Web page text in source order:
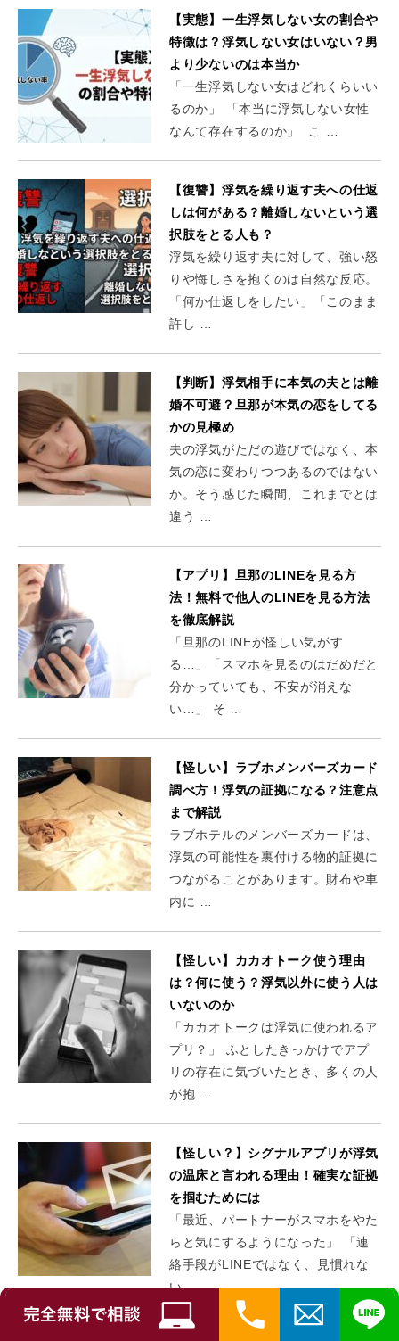
【実態】一生浮気しない女の割合や
特徴は？浮気しない女はいない？男
より少ないのは本当か
「一生浮気しない女はどれくらいい
るのか」 「本当に浮気しない女性
なんて存在するのか」 こ …
【復讐】浮気を繰り返す夫への仕返
しは何がある？離婚しないという選
択肢をとる人も？
浮気を繰り返す夫に対して、強い怒
りや悔しさを抱くのは自然な反応。
「何か仕返しをしたい」「このまま
許し …
【判断】浮気相手に本気の夫とは離
婚不可避？旦那が本気の恋をしてる
かの見極め
夫の浮気がただの遊びではなく、本
気の恋に変わりつつあるのではない
か。そう感じた瞬間、これまでとは
違う …
【アプリ】旦那のLINEを見る方
法！無料で他人のLINEを見る方法
を徹底解説
「旦那のLINEが怪しい気がす
る…」「スマホを見るのはだめだと
分かっていても、不安が消えな
い…」 そ …
【怪しい】ラブホメンバーズカード
調べ方！浮気の証拠になる？注意点
まで解説
ラブホテルのメンバーズカードは、
浮気の可能性を裏付ける物的証拠に
つながることがあります。財布や車
内に …
【怪しい】カカオトーク使う理由
は？何に使う？浮気以外に使う人は
いないのか
「カカオトークは浮気に使われるア
プリ？」 ふとしたきっかけでアプ
リの存在に気づいたとき、多くの人
が抱 …
【怪しい？】シグナルアプリが浮気
の温床と言われる理由！確実な証拠
を掴むためには
「最近、パートナーがスマホをやた
らと気にするようになった」 「連
絡手段がLINEではなく、見慣れな
い …